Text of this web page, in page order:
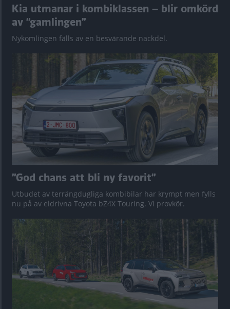
Kia utmanar i kombiklassen – blir omkörd
av ”gamlingen”
Nykomlingen fälls av en besvärande nackdel.
”God chans att bli ny favorit”
Utbudet av terrängdugliga kombibilar har krympt men fylls
nu på av eldrivna Toyota bZ4X Touring. Vi provkör.